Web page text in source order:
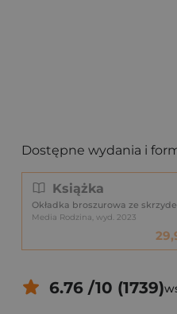
Dostępne wydania i
Książka
Okładka broszurowa ze
Media Rodzina, wyd. 2023
6.76 /10 (1739)